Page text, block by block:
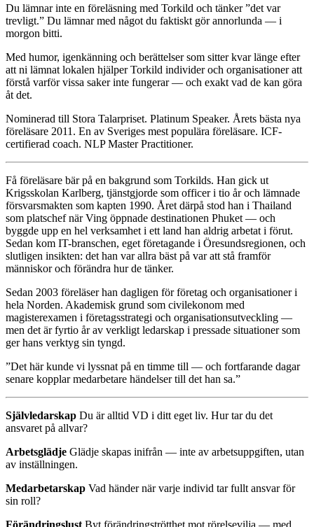
Du lämnar inte en föreläsning med Torkild och tänker ”det var
trevligt.” Du lämnar med något du faktiskt gör annorlunda — i
morgon bitti.
Med humor, igenkänning och berättelser som sitter kvar länge efter
att ni lämnat lokalen hjälper Torkild individer och organisationer att
förstå varför vissa saker inte fungerar — och exakt vad de kan göra
åt det.
Nominerad till Stora Talarpriset. Platinum Speaker. Årets bästa nya
föreläsare 2011. En av Sveriges mest populära föreläsare. ICF-
certifierad coach. NLP Master Practitioner.
Få föreläsare bär på en bakgrund som Torkilds. Han gick ut
Krigsskolan Karlberg, tjänstgjorde som officer i tio år och lämnade
försvarsmakten som kapten 1990. Året därpå stod han i Thailand
som platschef när Ving öppnade destinationen Phuket — och
byggde upp en hel verksamhet i ett land han aldrig arbetat i förut.
Sedan kom IT-branschen, eget företagande i Öresundsregionen, och
slutligen insikten: det han var allra bäst på var att stå framför
människor och förändra hur de tänker.
Sedan 2003 föreläser han dagligen för företag och organisationer i
hela Norden. Akademisk grund som civilekonom med
magisterexamen i företagsstrategi och organisationsutveckling —
men det är fyrtio år av verkligt ledarskap i pressade situationer som
ger hans verktyg sin tyngd.
”Det här kunde vi lyssnat på en timme till — och fortfarande dagar
senare kopplar medarbetare händelser till det han sa.”
Självledarskap Du är alltid VD i ditt eget liv. Hur tar du det
ansvaret på allvar?
Arbetsglädje Glädje skapas inifrån — inte av arbetsuppgiften, utan
av inställningen.
Medarbetarskap Vad händer när varje individ tar fullt ansvar för
sin roll?
Förändringslust Byt förändringströtthet mot rörelsevilja — med